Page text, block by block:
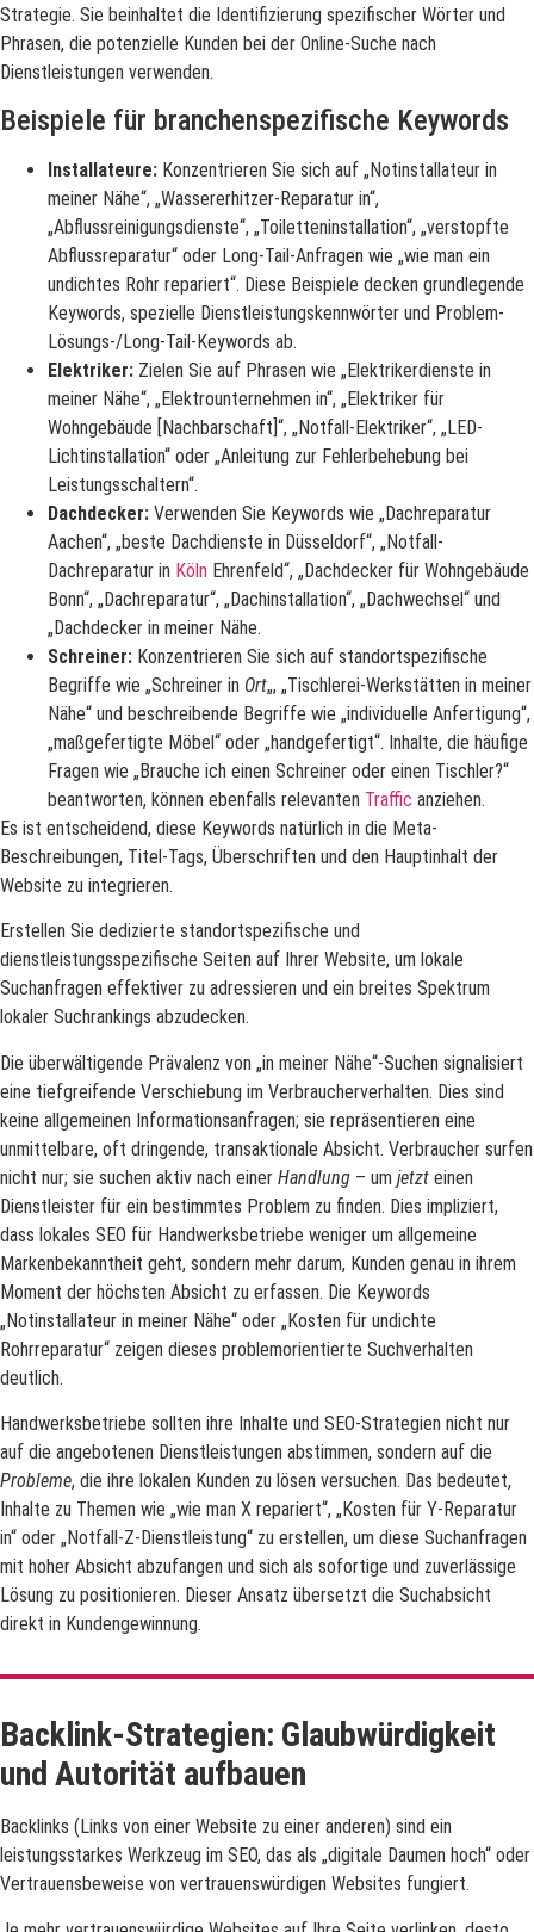
Strategie. Sie beinhaltet die Identifizierung spezifischer Wörter und
Phrasen, die potenzielle Kunden bei der Online-Suche nach
Dienstleistungen verwenden.
Beispiele für branchenspezifische Keywords
Installateure: Konzentrieren Sie sich auf „Notinstallateur in
meiner Nähe“, „Wassererhitzer-Reparatur in“,
„Abflussreinigungsdienste“, „Toiletteninstallation“, „verstopfte
Abflussreparatur“ oder Long-Tail-Anfragen wie „wie man ein
undichtes Rohr repariert“. Diese Beispiele decken grundlegende
Keywords, spezielle Dienstleistungskennwörter und Problem-
Lösungs-/Long-Tail-Keywords ab.
Elektriker: Zielen Sie auf Phrasen wie „Elektrikerdienste in
meiner Nähe“, „Elektrounternehmen in“, „Elektriker für
Wohngebäude [Nachbarschaft]“, „Notfall-Elektriker“, „LED-
Lichtinstallation“ oder „Anleitung zur Fehlerbehebung bei
Leistungsschaltern“.
Dachdecker: Verwenden Sie Keywords wie „Dachreparatur
Aachen“, „beste Dachdienste in Düsseldorf“, „Notfall-
Dachreparatur in Köln Ehrenfeld“, „Dachdecker für Wohngebäude
Bonn“, „Dachreparatur“, „Dachinstallation“, „Dachwechsel“ und
„Dachdecker in meiner Nähe.
Schreiner: Konzentrieren Sie sich auf standortspezifische
Begriffe wie „Schreiner in Ort„, „Tischlerei-Werkstätten in meiner
Nähe“ und beschreibende Begriffe wie „individuelle Anfertigung“,
„maßgefertigte Möbel“ oder „handgefertigt“. Inhalte, die häufige
Fragen wie „Brauche ich einen Schreiner oder einen Tischler?“
beantworten, können ebenfalls relevanten Traffic anziehen.
Es ist entscheidend, diese Keywords natürlich in die Meta-
Beschreibungen, Titel-Tags, Überschriften und den Hauptinhalt der
Website zu integrieren.
Erstellen Sie dedizierte standortspezifische und
dienstleistungsspezifische Seiten auf Ihrer Website, um lokale
Suchanfragen effektiver zu adressieren und ein breites Spektrum
lokaler Suchrankings abzudecken.
Die überwältigende Prävalenz von „in meiner Nähe“-Suchen signalisiert
eine tiefgreifende Verschiebung im Verbraucherverhalten. Dies sind
keine allgemeinen Informationsanfragen; sie repräsentieren eine
unmittelbare, oft dringende, transaktionale Absicht. Verbraucher surfen
nicht nur; sie suchen aktiv nach einer Handlung – um jetzt einen
Dienstleister für ein bestimmtes Problem zu finden. Dies impliziert,
dass lokales SEO für Handwerksbetriebe weniger um allgemeine
Markenbekanntheit geht, sondern mehr darum, Kunden genau in ihrem
Moment der höchsten Absicht zu erfassen. Die Keywords
„Notinstallateur in meiner Nähe“ oder „Kosten für undichte
Rohrreparatur“ zeigen dieses problemorientierte Suchverhalten
deutlich.
Handwerksbetriebe sollten ihre Inhalte und SEO-Strategien nicht nur
auf die angebotenen Dienstleistungen abstimmen, sondern auf die
Probleme, die ihre lokalen Kunden zu lösen versuchen. Das bedeutet,
Inhalte zu Themen wie „wie man X repariert“, „Kosten für Y-Reparatur
in“ oder „Notfall-Z-Dienstleistung“ zu erstellen, um diese Suchanfragen
mit hoher Absicht abzufangen und sich als sofortige und zuverlässige
Lösung zu positionieren. Dieser Ansatz übersetzt die Suchabsicht
direkt in Kundengewinnung.
Backlink-Strategien: Glaubwürdigkeit
und Autorität aufbauen
Backlinks (Links von einer Website zu einer anderen) sind ein
leistungsstarkes Werkzeug im SEO, das als „digitale Daumen hoch“ oder
Vertrauensbeweise von vertrauenswürdigen Websites fungiert.